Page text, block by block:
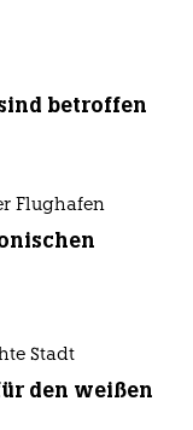
betroffen
Flughafen
Stadt
den weißen